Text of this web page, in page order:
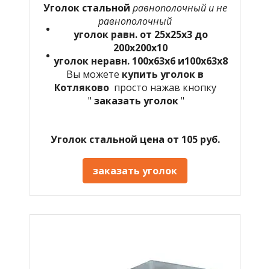
Уголок стальной равнополочный и не
равнополочный
уголок равн. от 25х25х3 до
200х200х10
уголок неравн. 100х63х6 и100х63х8
Вы можете купить уголок в
Котляково просто нажав кнопку
" заказать уголок"
Уголок стальной цена от 105 руб.
заказать уголок